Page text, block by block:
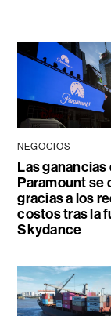
NEGOCIOS
Las ganancias
Paramount se
gracias a los
costos tras la
Skydance